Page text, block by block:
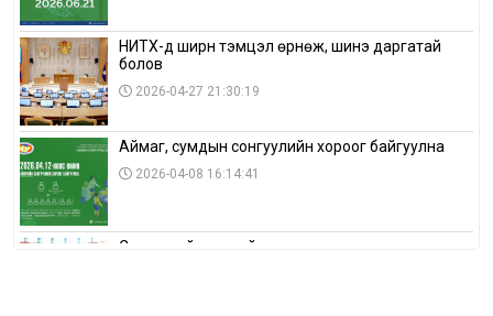
НИТХ-д ширүүн тэмцэл өрнөж, шинэ даргатай
болов
2026-04-27 21:30:19
Аймаг, сумдын сонгуулийн хороог байгуулна
2026-04-08 16:14:41
Сонгуулийн хуулийн зөрчил, шалгах,